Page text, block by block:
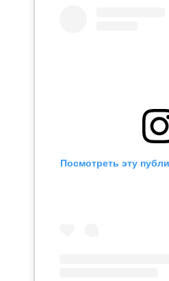
Посмотреть эту